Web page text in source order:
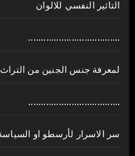
التاثير النفسي للالوان
....................................
لمعرفة جنس الجنين من التراث
....................................
سر الاسرار لأرسطو او